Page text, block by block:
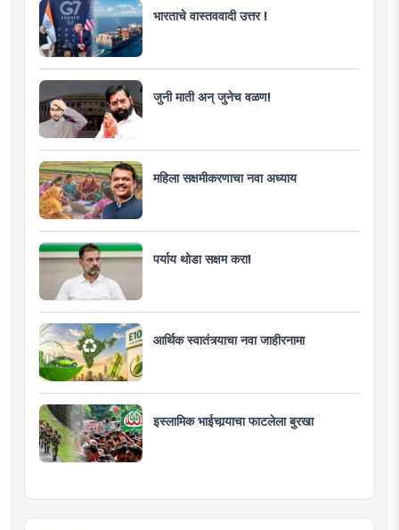
भारताचे वास्तववादी उत्तर !
जुनी माती अन् जुनेच वळण!
महिला सक्षमीकरणाचा नवा अध्याय
पर्याय थोडा सक्षम करा!
आर्थिक स्वातंत्र्याचा नवा जाहीरनामा
इस्लामिक भाईचार्‍याचा फाटलेला बुरखा